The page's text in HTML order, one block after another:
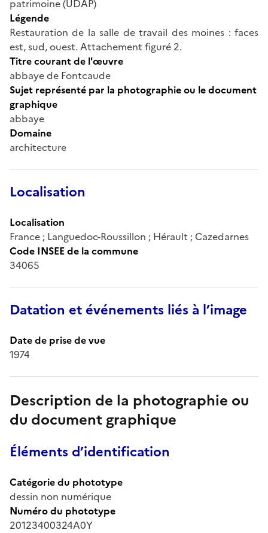
patrimoine (UDAP)
Légende
Restauration de la salle de travail des moines : faces
est, sud, ouest. Attachement figuré 2.
Titre courant de l'œuvre
abbaye de Fontcaude
Sujet représenté par la photographie ou le document
graphique
abbaye
Domaine
architecture
Localisation
Localisation
France ; Languedoc-Roussillon ; Hérault ; Cazedarnes
Code INSEE de la commune
34065
Datation et événements liés à l’image
Date de prise de vue
1974
Description de la photographie ou
du document graphique
Éléments d’identification
Catégorie du phototype
dessin non numérique
Numéro du phototype
20123400324A0Y